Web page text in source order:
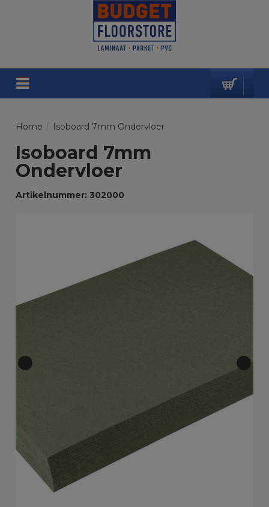
Home Isoboard 7mm Ondervloer
Isoboard 7mm
Ondervloer
Artikelnummer: 302000